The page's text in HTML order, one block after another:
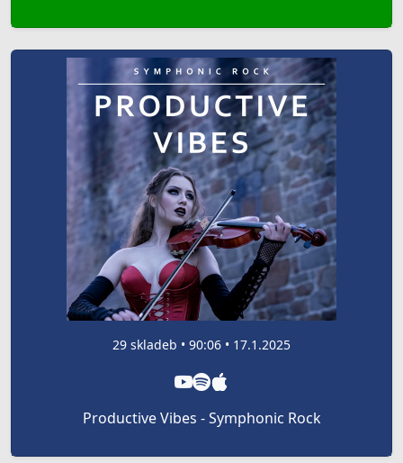
29 skladeb • 90:06 • 17.1.2025
Productive Vibes - Symphonic Rock